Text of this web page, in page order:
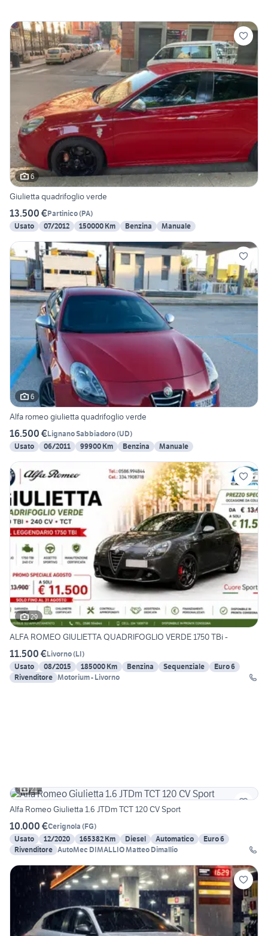
6
Giulietta quadrifoglio verde
13.500 €Partinico(PA)
Usato
07/2012 150000 Km Benzina Manuale
6
Alfa romeo giulietta quadrifoglio verde
16.500 €Lignano Sabbiadoro(UD)
Usato
06/2011 99900 Km Benzina Manuale
29
ALFA ROMEO GIULIETTA QUADRIFOGLIO VERDE 1750 TBi -
11.500 €Livorno(LI)
Usato
08/2015 185000 Km Benzina Sequenziale
Euro 6
Rivenditore Motorium - Livorno
21
Alfa Romeo Giulietta 1.6 JTDm TCT 120 CV Sport
10.000 €Cerignola (FG)
Usato
12/2020 165382 Km Diesel Automatico
Euro 6
Rivenditore AutoMec DIMALLIO Matteo Dimallio